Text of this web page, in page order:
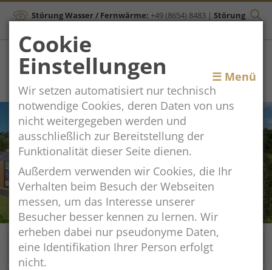
Störung Wasser / Fernwärme: +49 (8654) 8483 | Störung
Toggle
navigation
☰ Menü
Cookie
Einstellungen
Wir setzen automatisiert nur technisch
notwendige Cookies, deren Daten von uns
nicht weitergegeben werden und
ausschließlich zur Bereitstellung der
Funktionalität dieser Seite dienen.
Außerdem verwenden wir Cookies, die Ihr
Verhalten beim Besuch der Webseiten
messen, um das Interesse unserer
Besucher besser kennen zu lernen. Wir
erheben dabei nur pseudonyme Daten,
eine Identifikation Ihrer Person erfolgt
nicht.